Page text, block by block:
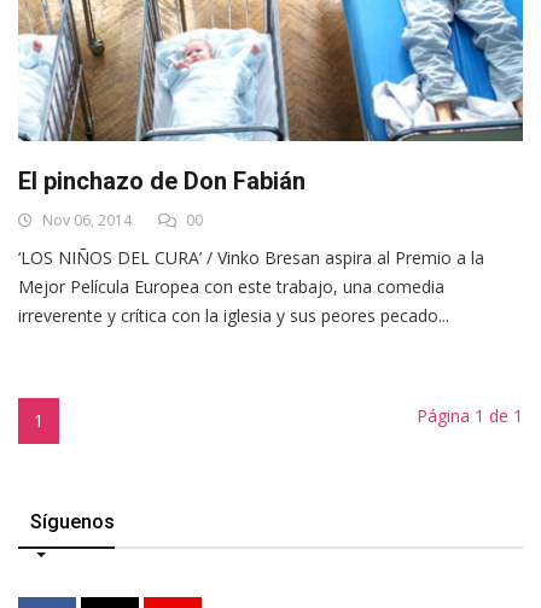
El pinchazo de Don Fabián
Nov 06, 2014 00
‘LOS NIÑOS DEL CURA’ / Vinko Bresan aspira al Premio a la
Mejor Película Europea con este trabajo, una comedia
irreverente y crítica con la iglesia y sus peores pecado...
1 Página 1 de 1
Síguenos